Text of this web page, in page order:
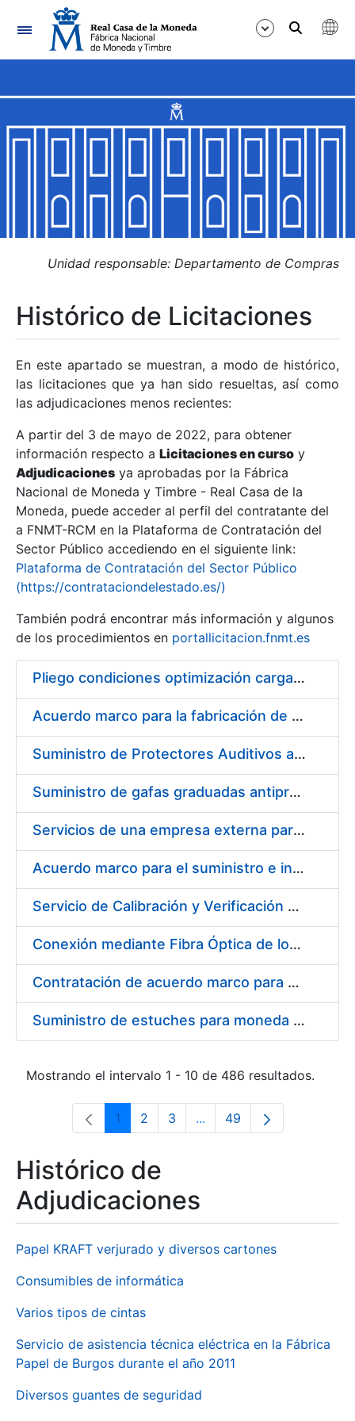
Navegación
Mostrar/Ocultar
Mostrar/Ocultar
Mostrar/Ocultar
Mostrar/Ocultar
Mostrar/Ocultar
Mostrar/Ocultar
Unidad responsable: Departamento de Compras
Histórico de Licitaciones
En este apartado se muestran, a modo de histórico,
las licitaciones que ya han sido resueltas, así como
las adjudicaciones menos recientes:
A partir del 3 de mayo de 2022, para obtener
información respecto a Licitaciones en curso y
Adjudicaciones ya aprobadas por la Fábrica
Nacional de Moneda y Timbre - Real Casa de la
Moneda, puede acceder al perfil del contratante del
a FNMT-RCM en la Plataforma de Contratación del
Sector Público accediendo en el siguiente link:
Plataforma de Contratación del Sector Público
(https://contrataciondelestado.es/)
También podrá encontrar más información y algunos
de los procedimientos en portallicitacion.fnmt.es
Pliego condiciones optimización cargas compras firmado
Acuerdo marco para la fabricación de piezas
Suministro de Protectores Auditivos a medida para las personas trabajadoras de los Centros de Trabajo de Madrid y Burgos
Suministro de gafas graduadas antiproyecciones para los trabajadores de la FNMT-RCM en los centros de trabajo de Madrid y Burgos
Servicios de una empresa externa para el asesoramiento y resolución de los recursos de alzada que se presentan relacionados con procesos de selección para la FNMT-RCM
Acuerdo marco para el suministro e instalación de persianas, estores y otros complementos
Servicio de Calibración y Verificación Externa de los Equipos de Medición del Servicio de Prevención de la FNMT-RCM
Conexión mediante Fibra Óptica de los Centros de Proceso de Datos (CPDs) de las sedes de la FNMT-RCM de Burgos y Madrid
Contratación de acuerdo marco para el Suministro de Material de Electricidad para la Fábrica Nacional de Moneda y Timbre-Real Casa de la Moneda en su centro de trabajo de Burgos
Suministro de estuches para moneda de 30 €
Mostrando el intervalo 1 - 10 de 486 resultados.
Página
1 Página
2 Página
3 ...Páginas intermedias Use
Página
49
Histórico de
Adjudicaciones
Papel KRAFT verjurado y diversos cartones
Consumibles de informática
Varios tipos de cintas
Servicio de asistencia técnica eléctrica en la Fábrica
Papel de Burgos durante el año 2011
Diversos guantes de seguridad